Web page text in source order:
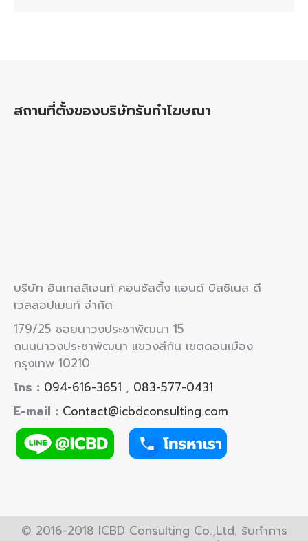
สถานที่ตั้งของบริษัทรับทำโฆษณา
บริษัท อินเทลลิเจนท์ คอนซัลติ้ง แอนด์ บิสซิเนส ดี
เวลลอปเมนท์ จำกัด
179/25 ซอยนาวงประชาพัฒนา 15
ถนนนาวงประชาพัฒนา แขวงสีกัน เขตดอนเมือง
กรุงเทพ 10210
โทร : 094-616-3651 , 083-577-0431
E-mail : Contact@icbdconsulting.com
© 2016-2018 ICBD Consulting Co.,Ltd. รับทำการ